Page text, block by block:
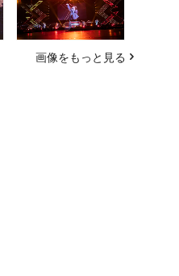
画像をもっと見る